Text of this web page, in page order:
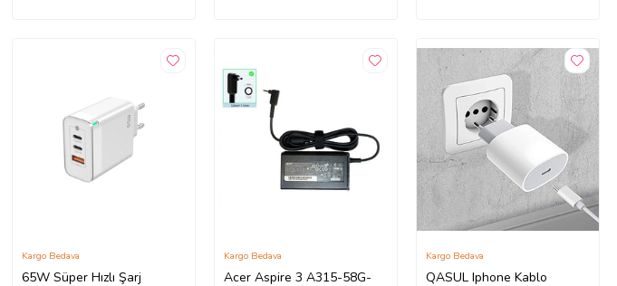
65W Süper Hızlı Şarj
Kargo Bedava
Acer Aspire 3 A315-58G-
Kargo Bedava
QASUL Iphone Kablo
Kargo Bedava